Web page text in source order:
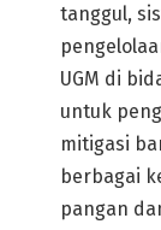
tanggul,
UGM di
untuk
mitigasi
berbagai
pangan